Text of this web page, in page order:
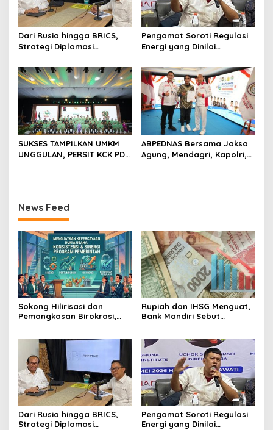
Dari Rusia hingga BRICS,
Strategi Diplomasi
Energi Nasional
Pengamat Soroti Regulasi
Energi yang Dinilai
Tambang
SUKSES TAMPILKAN UMKM
UNGGULAN, PERSIT KCK PD
ABPEDNAS Bersama Jaksa
Agung, Mendagri, Kapolri,
News Feed
Sokong Hilirisasi dan
Pemangkasan Birokrasi,
Bernilai
Rupiah dan IHSG Menguat,
Bank Mandiri Sebut
Dari Rusia hingga BRICS,
Strategi Diplomasi
Pengamat Soroti Regulasi
Energi yang Dinilai